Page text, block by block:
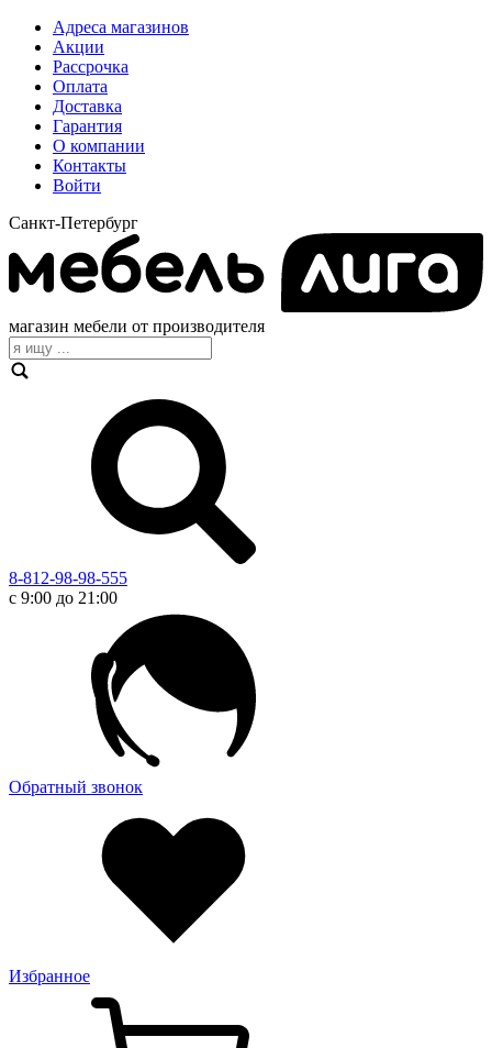
Адреса магазинов
Акции
Рассрочка
Оплата
Доставка
Гарантия
О компании
Контакты
Войти
Санкт-Петербург
магазин мебели от производителя
8-812-98-98-555
с 9:00 до 21:00
Обратный звонок
Избранное